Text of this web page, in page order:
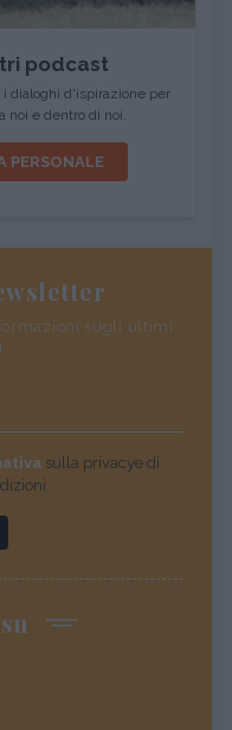
podcast
dialoghi d'ispirazione per
noi e dentro di noi.
PERSONALE
sugli ultimi
sulla privacye di